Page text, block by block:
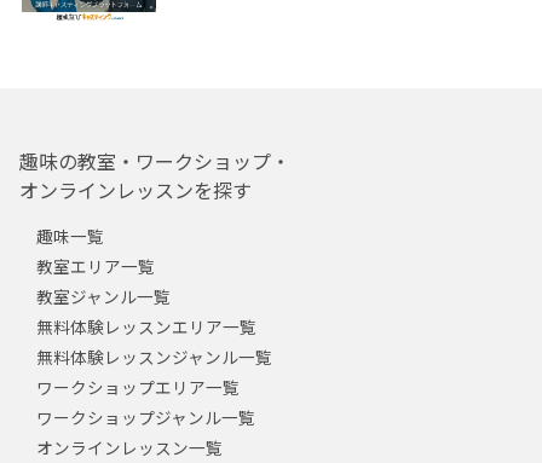
趣味の教室・ワークショップ・
オンラインレッスンを探す
趣味一覧
教室エリア一覧
教室ジャンル一覧
無料体験レッスンエリア一覧
無料体験レッスンジャンル一覧
ワークショップエリア一覧
ワークショップジャンル一覧
オンラインレッスン一覧